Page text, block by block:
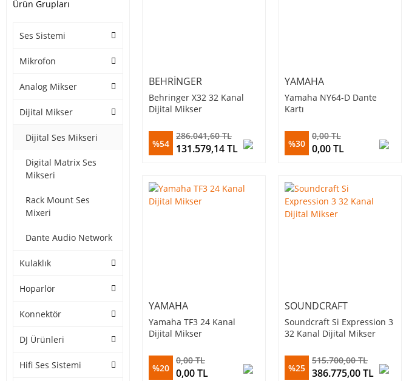
Ürün Grupları
Ses Sistemi
Mikrofon
Analog Mikser
Dijital Mikser
Dijital Ses Mikseri
Digital Matrix Ses
Mikseri
Rack Mount Ses
Mixeri
Dante Audio Network
Kulaklık
Hoparlör
Konnektör
DJ Ürünleri
Hifi Ses Sistemi
BEHRINGER
Behringer X32 32 Kanal
Dijital Mikser
%54
286.041,60 TL
131.579,14 TL
YAMAHA
Yamaha NY64-D Dante
Kartı
%30
0,00 TL
0,00 TL
YAMAHA
Yamaha TF3 24 Kanal
Dijital Mikser
%20
0,00 TL
0,00 TL
SOUNDCRAFT
Soundcraft Si Expression 3
32 Kanal Dijital Mikser
%25
515.700,00 TL
386.775,00 TL